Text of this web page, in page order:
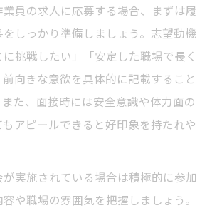
員の求人に応募する場合、まずは履
しっかり準備しましょう。志望動機
挑戦したい」「安定した職場で長く
向きな意欲を具体的に記載すること
た、面接時には安全意識や体力面の
アピールできると好印象を持たれや
実施されている場合は積極的に参加
や職場の雰囲気を把握しましょう。